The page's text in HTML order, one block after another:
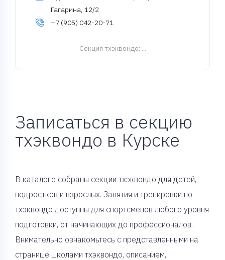
Гагарина, 12/2
+7 (905) 042-20-71
Cекция тхэквондо; ...
Записаться в секцию
тхэквондо в Курске
В каталоге собраны секции тхэквондо для детей,
подростков и взрослых. Занятия и тренировки по
тхэквондо доступны для спортсменов любого уровня
подготовки, от начинающих до профессионалов.
Внимательно ознакомьтесь с представленными на
странице школами тхэквондо, описанием,